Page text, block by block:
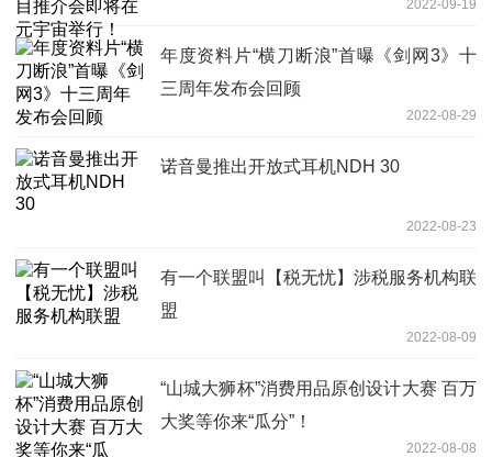
2022-09-19
年度资料片“横刀断浪”首曝《剑网3》十
三周年发布会回顾
2022-08-29
诺音曼推出开放式耳机NDH 30
2022-08-23
有一个联盟叫【税无忧】涉税服务机构联
盟
2022-08-09
“山城大狮杯”消费用品原创设计大赛 百万
大奖等你来“瓜分”！
2022-08-08